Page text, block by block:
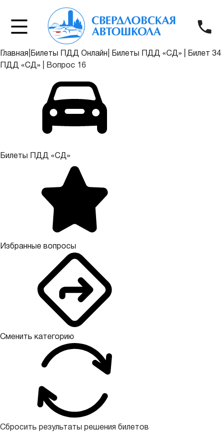
Главная Билеты ПДД Онлайн Билеты ПДД «СД»
Билет 34
ПДД «СД»
Вопрос 16
Билеты ПДД «СД»
Избранные вопросы
Сменить категорию
Сбросить результаты решения билетов